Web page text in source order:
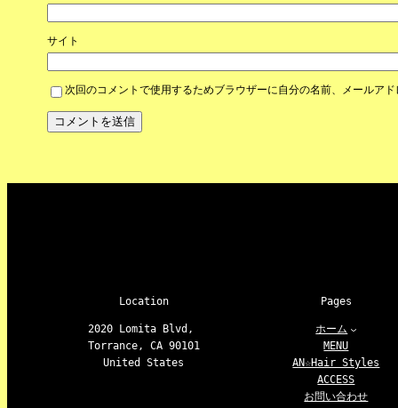
サイト
次回のコメントで使用するためブラウザーに自分の名前、メールアド
Location
2020 Lomita Blvd,
Torrance, CA 90101
United States
Pages
ホーム
MENU
AN☆Hair Styles
ACCESS
お問い合わせ